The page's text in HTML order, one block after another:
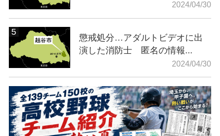
2024/04/30
懲戒処分…アダルトビデオに出
演した消防士 匿名の情報...
2024/04/30